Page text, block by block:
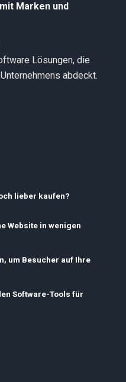
Marken und
Lösungen, die
abdeckt.
lieber kaufen?
Website in wenigen
um Besucher auf Ihre
Software-Tools für